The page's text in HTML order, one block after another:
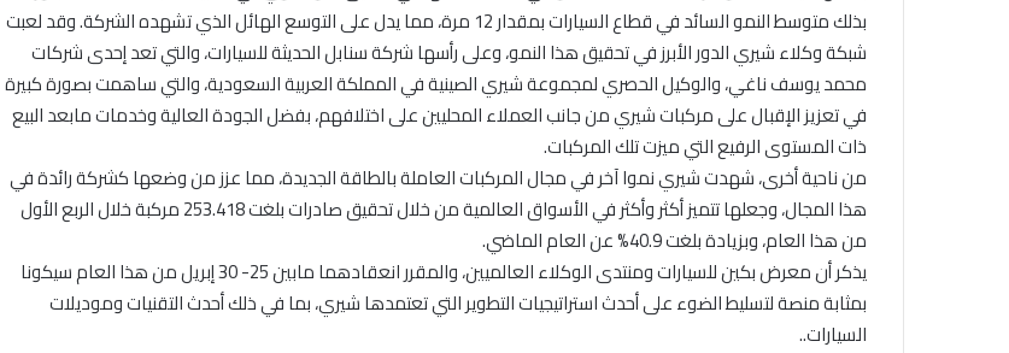
بذلك متوسط النمو السائد في قطاع السيارات بمقدار 12 مرة، مما يدل على التوسع الهائل الذي تشهده الشركة. وقد لعبت
شبكة وكلاء شيري الدور الأبرز في تحقيق هذا النمو، وعلى رأسها شركة سنابل الحديثة للسيارات، والتي تعد إحدى شركات
محمد يوسف ناغي، والوكيل الحصري لمجموعة شيري الصينية في المملكة العربية السعودية، والتي ساهمت بصورة كبيرة
في تعزيز الإقبال على مركبات شيري من جانب العملاء المحليين على اختلافهم، بفضل الجودة العالية وخدمات مابعد البيع
ذات المستوى الرفيع التي ميزت تلك المركبات.
من ناحية أخرى، شهدت شيري نموا آخر في مجال المركبات العاملة بالطاقة الجديدة، مما عزز من وضعها كشركة رائدة في
هذا المجال، وجعلها تتميز أكثر وأكثر في الأسواق العالمية من خلال تحقيق صادرات بلغت 253.418 مركبة خلال الربع الأول
من هذا العام، وبزيادة بلغت 40.9% عن العام الماضي.
يذكر أن معرض بكين للسيارات ومنتدى الوكلاء العالميين، والمقرر انعقادهما مابين 25- 30 إبريل من هذا العام سيكونا
بمثابة منصة لتسليط الضوء على أحدث استراتيجيات التطوير التي تعتمدها شيري، بما في ذلك أحدث التقنيات وموديلات
السيارات..